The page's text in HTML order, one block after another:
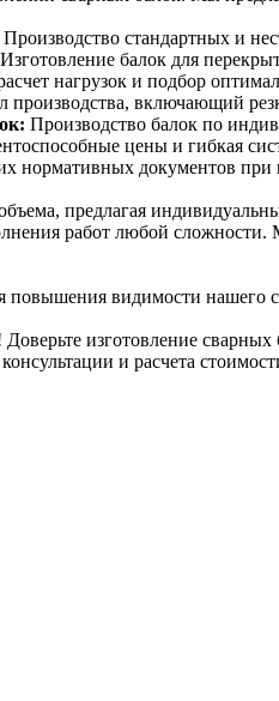
Производство стандартных и
Изготовление балок для
нагрузок и подбор
включающий
Производство балок по
цены и гибкая
нормативных документов при
предлагая
работ любой сложности.
видимости нашего
изготовление
и расчета